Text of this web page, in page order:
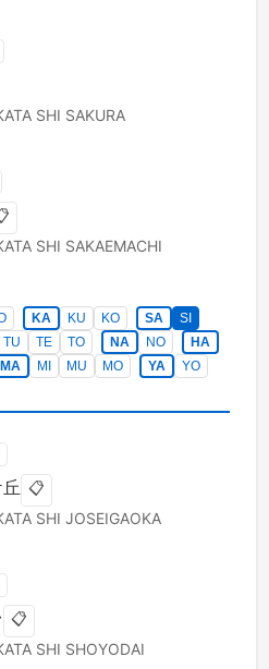
SHI SAKURA
SHI SAKAEMACHI
KA KU KO SA
SI
TU TE TO NA NO
HA
MA MI MU MO YA
YO
📋
SHI JOSEIGAOKA
📋
SHI SHOYODAI